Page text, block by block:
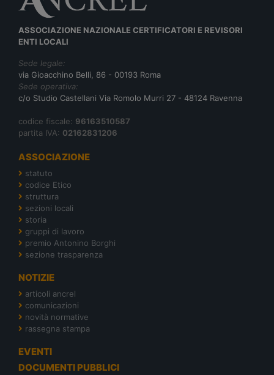
ASSOCIAZIONE NAZIONALE CERTIFICATORI E REVISORI
ENTI LOCALI
Sede legale:
via Gioacchino Belli, 86 - 00193 Roma
Sede operativa:
c/o Studio Castellani Via Romolo Murri 27 - 48124 Ravenna
codice fiscale: 96163510587
partita IVA: 02162831206
ASSOCIAZIONE
statuto
codice Etico
struttura
sezioni locali
storia
gruppi di lavoro
premio Antonino Borghi
sezione trasparenza
NOTIZIE
articoli ancrel
comunicazioni
novità normative
rassegna stampa
EVENTI
DOCUMENTI PUBBLICI